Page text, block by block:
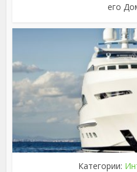
его
Категории: